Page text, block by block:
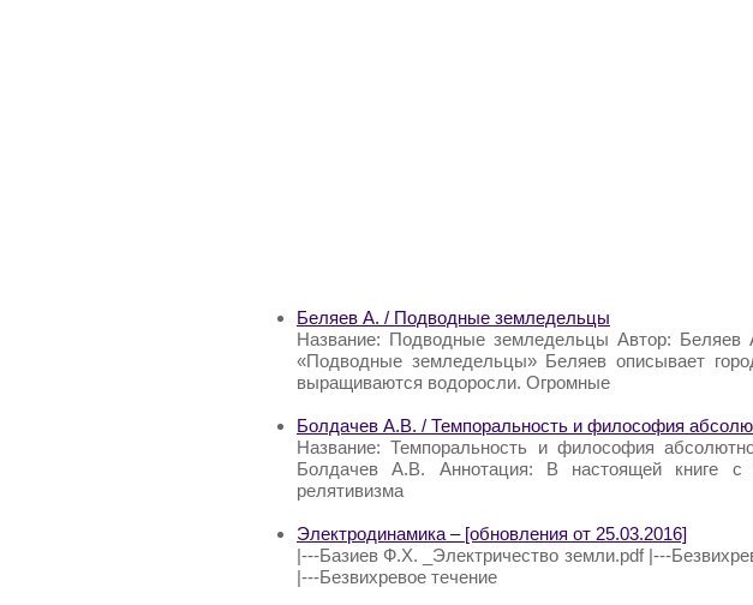
Беляев А. / Подводные земледельцы
Название: Подводные земледельцы Автор: Беляев
«Подводные земледельцы» Беляев описывает
выращиваются водоросли. Огромные
Болдачев А.В. / Темпоральность и философия
Название: Темпоральность и философия
Болдачев А.В. Аннотация: В настоящей книге с
релятивизма
Электродинамика – [обновления от 25.03.2016]
|---Базиев Ф.Х. _Электричество земли.pdf |---
|---Безвихревое течение